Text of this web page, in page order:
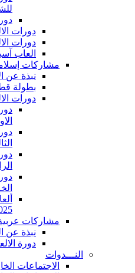
دورات
دورات
العاب
مشاركات
نبذة عن
بطولة
دورات
مشاركات
نبذة عن
دورة
النـــدوات
الاجتماعات